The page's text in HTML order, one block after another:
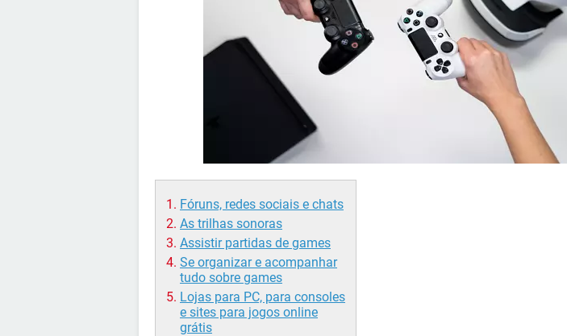
Fóruns, redes sociais e chats
As trilhas sonoras
Assistir partidas de games
Se organizar e acompanhar
tudo sobre games
Lojas para PC, para consoles
e sites para jogos online
grátis